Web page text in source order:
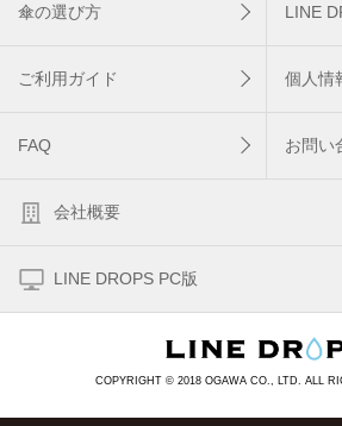
傘の選び方 LINE
ご利用ガイド 個人情
FAQ お問い
会社概要
LINE DROPS PC版
COPYRIGHT © 2018 OGAWA CO., LTD. ALL